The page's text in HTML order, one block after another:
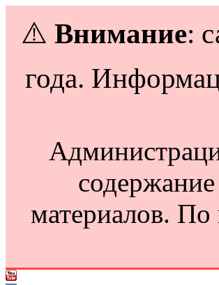
⚠️ Внимание:
года.
материалов. По